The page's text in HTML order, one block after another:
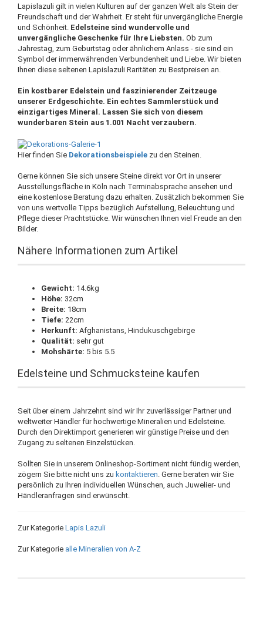
Lapislazuli gilt in vielen Kulturen auf der ganzen Welt als Stein der
Freundschaft und der Wahrheit. Er steht für unvergängliche Energie
und Schönheit. Edelsteine sind wundervolle und
unvergängliche Geschenke für Ihre Liebsten. Ob zum
Jahrestag, zum Geburtstag oder ähnlichem Anlass - sie sind ein
Symbol der immerwährenden Verbundenheit und Liebe. Wir bieten
Ihnen diese seltenen Lapislazuli Raritäten zu Bestpreisen an.
Ein kostbarer Edelstein und faszinierender Zeitzeuge
unserer Erdgeschichte. Ein echtes Sammlerstück und
einzigartiges Mineral. Lassen Sie sich von diesem
wunderbaren Stein aus 1.001 Nacht verzaubern.
Hier finden Sie Dekorationsbeispiele zu den Steinen.
Gerne können Sie sich unsere Steine direkt vor Ort in unserer
Ausstellungsfläche in Köln nach Terminabsprache ansehen und
eine kostenlose Beratung dazu erhalten. Zusätzlich bekommen Sie
von uns wertvolle Tipps bezüglich Aufstellung, Beleuchtung und
Pflege dieser Prachtstücke. Wir wünschen Ihnen viel Freude an den
Bilder.
Nähere Informationen zum Artikel
Gewicht: 14.6kg
Höhe: 32cm
Breite: 18cm
Tiefe: 22cm
Herkunft: Afghanistans, Hindukuschgebirge
Qualität: sehr gut
Mohshärte: 5 bis 5.5
Edelsteine und Schmucksteine kaufen
Seit über einem Jahrzehnt sind wir Ihr zuverlässiger Partner und
weltweiter Händler für hochwertige Mineralien und Edelsteine.
Durch den Direktimport generieren wir günstige Preise und den
Zugang zu seltenen Einzelstücken.
Sollten Sie in unserem Onlineshop-Sortiment nicht fündig werden,
zögern Sie bitte nicht uns zu kontaktieren . Gerne beraten wir Sie
persönlich zu Ihren individuellen Wünschen, auch Juwelier- und
Händleranfragen sind erwünscht.
Zur Kategorie Lapis Lazuli
Zur Kategorie alle Mineralien von A-Z